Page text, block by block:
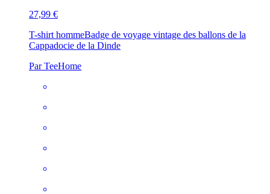
27,99 €
T-shirt hommeBadge de voyage vintage des ballons de la
Cappadocie de la Dinde
Par TeeHome